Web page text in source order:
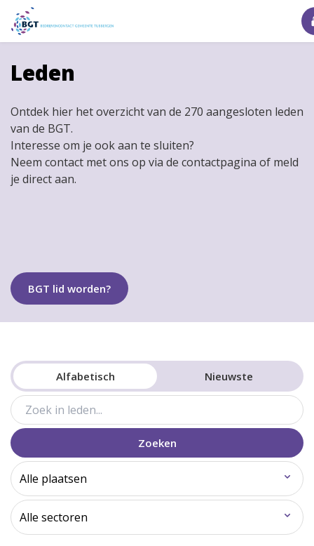
Leden
Ontdek hier het overzicht van de 270 aangesloten leden
van de BGT.
Interesse om je ook aan te sluiten?
Neem contact met ons op via de contactpagina of meld
je direct aan.
BGT lid worden?
Zoeken
Alfabetisch Nieuwste